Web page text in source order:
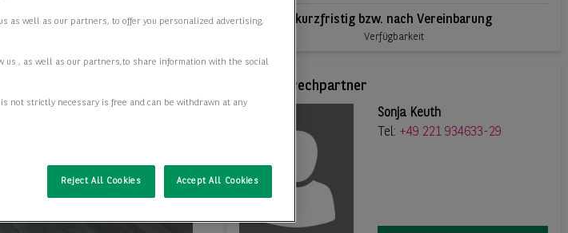
kurzfristig bzw. nach Vereinbarung
Verfügbarkeit
Ihr Ansprechpartner
Sonja Keuth
Tel: +49 221 934633-29
as well as our partners, to offer you personalized advertising,
us , as well as our partners,to share information with the social
not strictly necessary is free and can be withdrawn at any
Reject All Cookies Accept All Cookies